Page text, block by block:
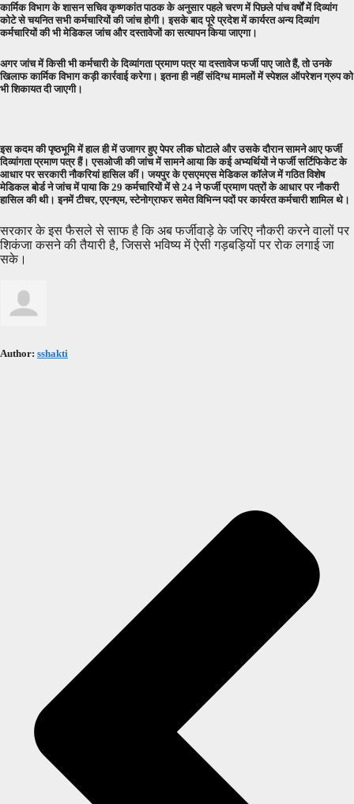
कार्मिक विभाग के शासन सचिव कृष्णकांत पाठक के अनुसार पहले चरण में पिछले पांच वर्षों में दिव्यांग
कोटे से चयनित सभी कर्मचारियों की जांच होगी। इसके बाद पूरे प्रदेश में कार्यरत अन्य दिव्यांग
कर्मचारियों की भी मेडिकल जांच और दस्तावेजों का सत्यापन किया जाएगा।
अगर जांच में किसी भी कर्मचारी के दिव्यांगता प्रमाण पत्र या दस्तावेज फर्जी पाए जाते हैं, तो उनके
खिलाफ कार्मिक विभाग कड़ी कार्रवाई करेगा। इतना ही नहीं संदिग्ध मामलों में स्पेशल ऑपरेशन ग्रुप को
भी शिकायत दी जाएगी।
इस कदम की पृष्ठभूमि में हाल ही में उजागर हुए पेपर लीक घोटाले और उसके दौरान सामने आए फर्जी
दिव्यांगता प्रमाण पत्र हैं। एसओजी की जांच में सामने आया कि कई अभ्यर्थियों ने फर्जी सर्टिफिकेट के
आधार पर सरकारी नौकरियां हासिल कीं। जयपुर के एसएमएस मेडिकल कॉलेज में गठित विशेष
मेडिकल बोर्ड ने जांच में पाया कि 29 कर्मचारियों में से 24 ने फर्जी प्रमाण पत्रों के आधार पर नौकरी
हासिल की थी। इनमें टीचर, एएनएम, स्टेनोग्राफर समेत विभिन्न पदों पर कार्यरत कर्मचारी शामिल थे।
सरकार के इस फैसले से साफ है कि अब फर्जीवाड़े के जरिए नौकरी करने वालों पर
शिकंजा कसने की तैयारी है, जिससे भविष्य में ऐसी गड़बड़ियों पर रोक लगाई जा
सके।
Author: sshakti